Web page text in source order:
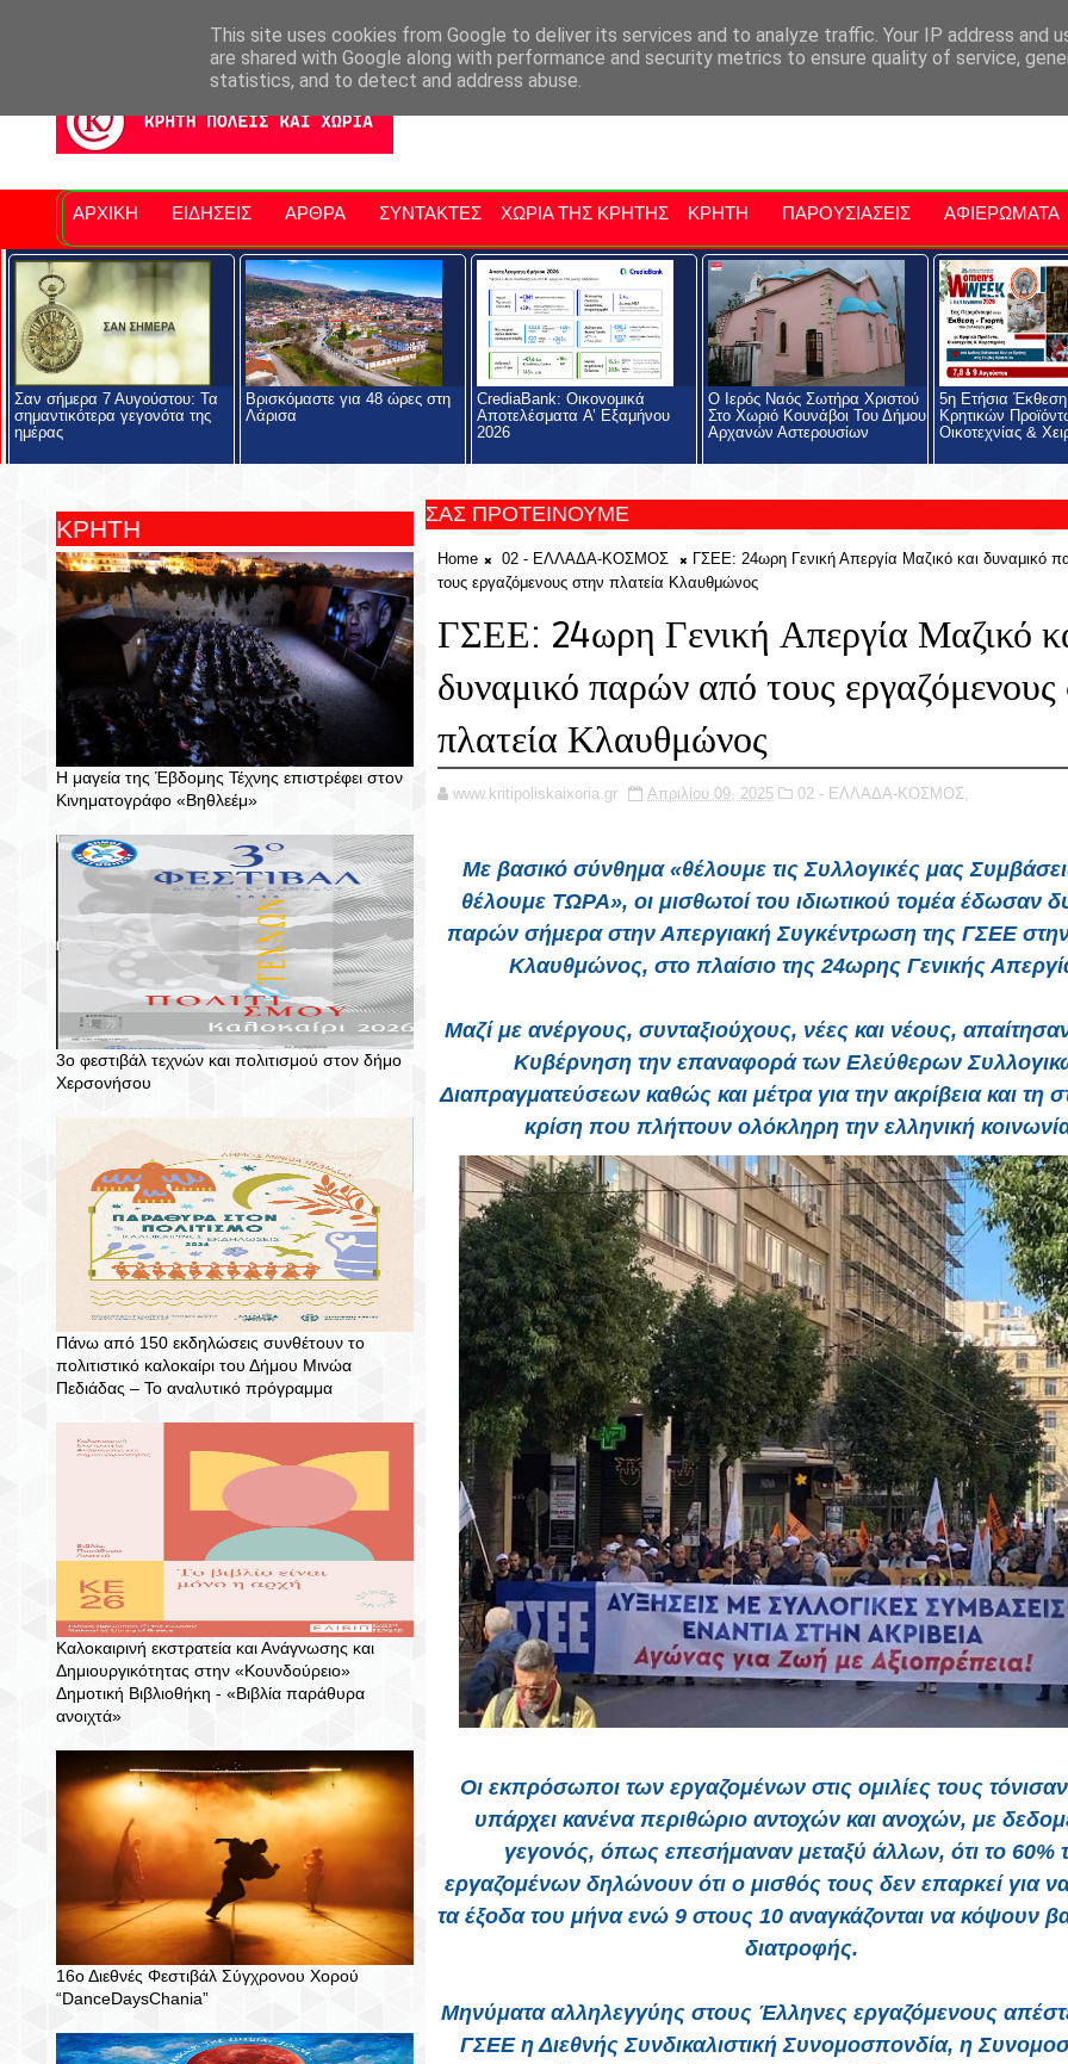
Νομός Λασιθίου Αγαπάμε Ρέθυμνο Επαρχία Μαλεβιζίου Εκδηλώσεις Στην Κρήτη Kriti Traveller
ΑΡΧΙΚΗ ΕΙΔΗΣΕΙΣ ΑΡΘΡΑ ΣΥΝΤΑΚΤΕΣ ΧΩΡΙΑ ΤΗΣ ΚΡΗΤΗΣ ΚΡΗΤΗ ΠΑΡΟΥΣΙΑΣΕΙΣ ΑΦΙΕΡΩΜΑΤΑ
Σαν σήμερα 7 Αυγούστου: Τα
σημαντικότερα γεγονότα της
ημέρας
Βρισκόμαστε για 48 ώρες στη
Λάρισα
CrediaBank: Οικονομικά
Αποτελέσματα A’ Εξαμήνου
2026
Ο Ιερός Ναός Σωτήρα Χριστού
Στο Χωριό Κουνάβοι Του Δήμου
Αρχανών Αστερουσίων
5η Ετήσια Έκθεση
Κρητικών
Οικοτεχνίας &
ΚΡΗΤΗ
Η μαγεία της Έβδομης Τέχνης επιστρέφει στον
Κινηματογράφο «Βηθλεέμ»
3ο φεστιβάλ τεχνών και πολιτισμού στον δήμο
Χερσονήσου
Πάνω από 150 εκδηλώσεις συνθέτουν το
πολιτιστικό καλοκαίρι του Δήμου Μινώα
Πεδιάδας – To αναλυτικό πρόγραμμα
Καλοκαιρινή εκστρατεία και Ανάγνωσης και
Δημιουργικότητας στην «Κουνδούρειο»
Δημοτική Βιβλιοθήκη - «Βιβλία παράθυρα
ανοιχτά»
16ο Διεθνές Φεστιβάλ Σύγχρονου Χορού
“DanceDaysChania”
ΣΑΣ ΠΡΟΤΕΙΝΟΥΜΕ
Home 02 - ΕΛΛΑΔΑ-ΚΟΣΜΟΣ
ΓΣΕΕ: 24ωρη Γενική Απεργία Μαζικό και δυναμικό
τους εργαζόμενους στην πλατεία Κλαυθμώνος
ΓΣΕΕ: 24ωρη Γενική Απεργία Μαζικό
δυναμικό παρών από τους εργαζόμενους
πλατεία Κλαυθμώνος
www.kritipoliskaixoria.gr Απριλίου 09, 2025 02 - ΕΛΛΑΔΑ-ΚΟΣΜΟΣ,
Με βασικό σύνθημα «θέλουμε τις Συλλογικές μας
θέλουμε ΤΩΡΑ», οι μισθωτοί του ιδιωτικού τομέα έδωσαν
παρών σήμερα στην Απεργιακή Συγκέντρωση της ΓΣΕΕ στην
Κλαυθμώνος, στο πλαίσιο της 24ωρης Γενικής
Μαζί με ανέργους, συνταξιούχους, νέες και νέους,
Κυβέρνηση την επαναφορά των Ελεύθερων
Διαπραγματεύσεων καθώς και μέτρα για την ακρίβεια και τη
κρίση που πλήττουν ολόκληρη την ελληνική
Οι εκπρόσωποι των εργαζομένων στις ομιλίες τους τόνισαν
υπάρχει κανένα περιθώριο αντοχών και ανοχών, με
γεγονός, όπως επεσήμαναν μεταξύ άλλων, ότι το 60%
εργαζομένων δηλώνουν ότι ο μισθός τους δεν επαρκεί για
τα έξοδα του μήνα ενώ 9 στους 10 αναγκάζονται να κόψουν
διατροφής.
Μηνύματα αλληλεγγύης στους Έλληνες εργαζόμενους
ΓΣΕΕ η Διεθνής Συνδικαλιστική Συνομοσπονδία, η
This site uses cookies from Google to deliver its services and to analyze traffic. Your IP address and
are shared with Google along with performance and security metrics to ensure quality of service,
statistics, and to detect and address abuse.